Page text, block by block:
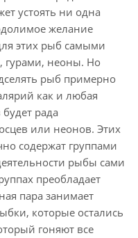
устоять ни одна
желание
этих рыб самыми
гурами, неоны. Но
рыб примерно
как и любая
рада
или неонов. Этих
содержат группами
рыбы сами
преобладает
пара занимает
которые остались
гоняют все